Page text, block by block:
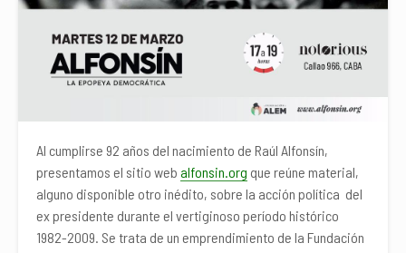
Al cumplirse 92 años del nacimiento de Raúl Alfonsín,
presentamos el sitio web alfonsin.org que reúne material,
alguno disponible otro inédito, sobre la acción política del
ex presidente durante el vertiginoso período histórico
1982-2009. Se trata de un emprendimiento de la Fundación